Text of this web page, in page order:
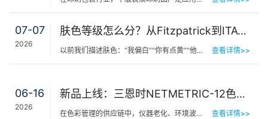
07-07
2026
肤色等级怎么分？从Fitzpatrick到ITA°，三恩时皮肤测色仪让肤色“数字化”
以前我们描述肤色：“我偏白”“你有点黄”“他挺黑”……现在… 查看详情>>
06-16
2026
新品上线：三恩时NETMETRIC-12色砖与网络校正软件，解决台间差难题
在色彩管理的供应链中，仪器老化、环境波动、台间差…… 一个环节的微小偏差，都可能导致最终… 查看详情>>